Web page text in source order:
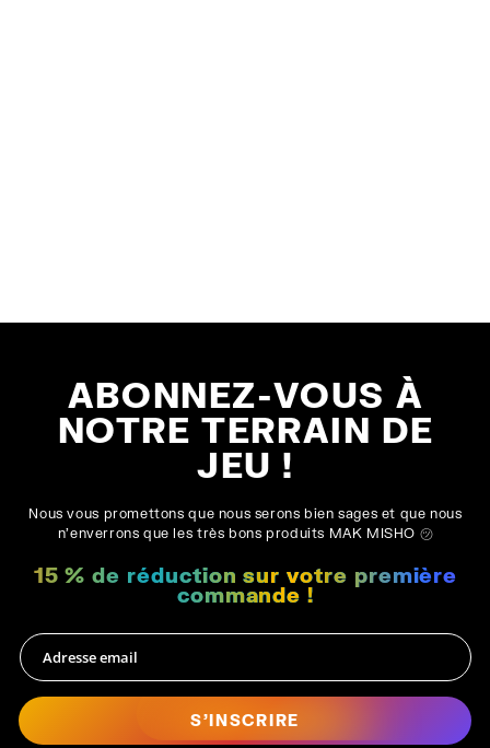
ABONNEZ-VOUS À
NOTRE TERRAIN DE
JEU !
Nous vous promettons que nous serons bien sages et que nous
n'enverrons que les très bons produits MAK MISHO ㋡
15 % de réduction sur votre première
commande !
S'INSCRIRE